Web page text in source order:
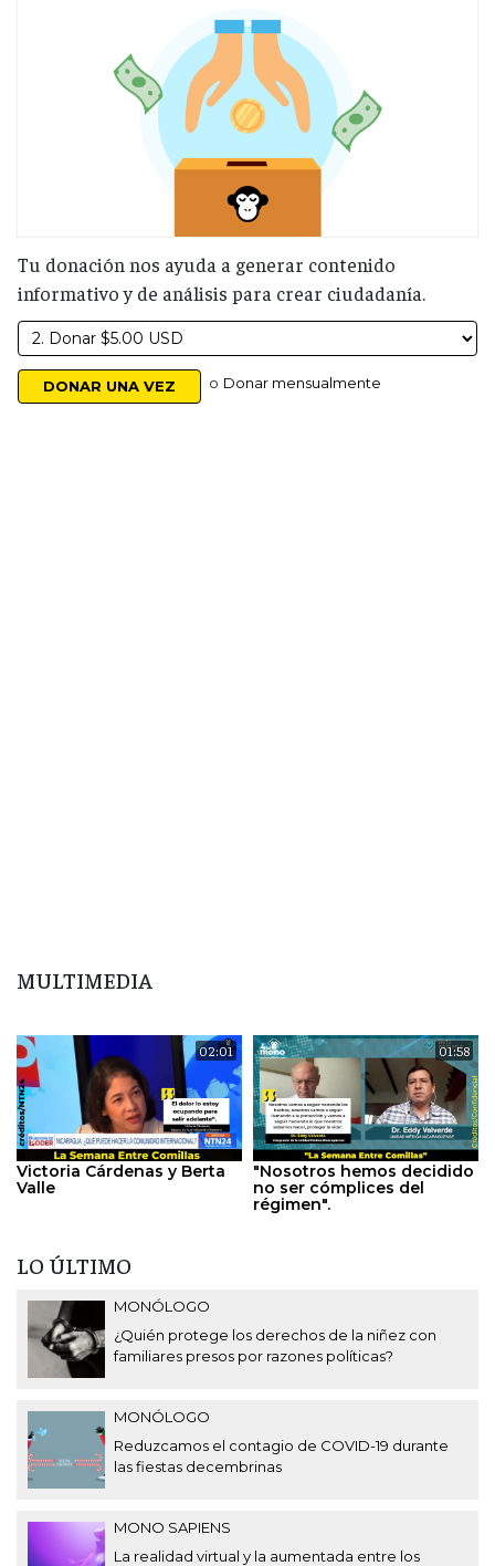
Tu donación nos ayuda a generar contenido
informativo y de análisis para crear ciudadanía.
o Donar mensualmente
MULTIMEDIA
02:01
Victoria Cárdenas y Berta
Valle
01:58
"Nosotros hemos decidido
no ser cómplices del
régimen".
LO ÚLTIMO
MONÓLOGO
¿Quién protege los derechos de la niñez con
familiares presos por razones políticas?
MONÓLOGO
Reduzcamos el contagio de COVID-19 durante
las fiestas decembrinas
MONO SAPIENS
La realidad virtual y la aumentada entre los